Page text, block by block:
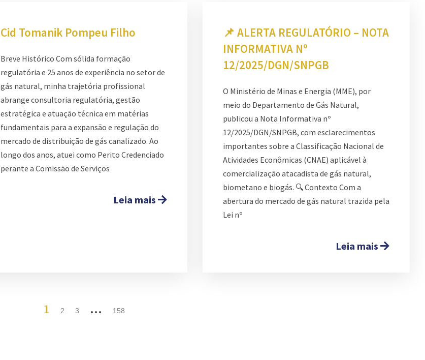
Cid Tomanik Pompeu Filho
Breve Histórico Com sólida formação
regulatória e 25 anos de experiência no setor de
gás natural, minha trajetória profissional
abrange consultoria regulatória, gestão
estratégica e atuação técnica em matérias
fundamentais para a expansão e regulação do
mercado de distribuição de gás canalizado. Ao
longo dos anos, atuei como Perito Credenciado
perante a Comissão de Serviços
Leia mais
📌 ALERTA REGULATÓRIO – NOTA
INFORMATIVA Nº
12/2025/DGN/SNPGB
O Ministério de Minas e Energia (MME), por
meio do Departamento de Gás Natural,
publicou a Nota Informativa nº
12/2025/DGN/SNPGB, com esclarecimentos
importantes sobre a Classificação Nacional de
Atividades Econômicas (CNAE) aplicável à
comercialização atacadista de gás natural,
biometano e biogás. 🔍 Contexto Com a
abertura do mercado de gás natural trazida pela
Lei nº
Leia mais
1 2 3 … 158